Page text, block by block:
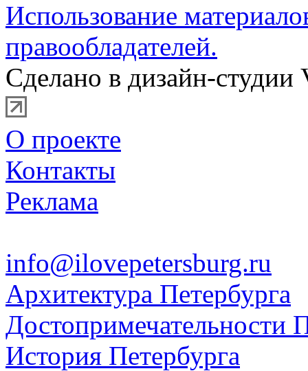
Использование
правообладателей.
Сделано в дизайн-студии
О проекте
Контакты
Реклама
info@ilovepetersburg.ru
Архитектура Петербурга
Достопримечательности
История Петербурга